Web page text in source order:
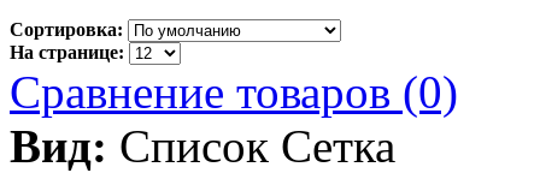
Сортировка:
На странице:
Сравнение товаров (0)
Вид: Список Сетка